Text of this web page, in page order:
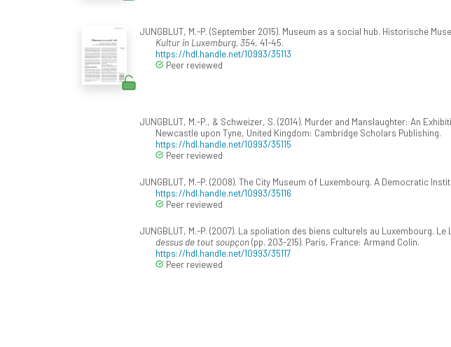
JUNGBLUT, M.-P. (September 2015). Museum as a social hub. Historische
Kultur in Luxemburg, 354, 41-45.
https://hdl.handle.net/10993/35113
Peer reviewed
JUNGBLUT, M.-P., & Schweizer, S. (2014). Murder and Manslaughter: An
Newcastle upon Tyne, United Kingdom: Cambridge Scholars Publishing.
https://hdl.handle.net/10993/35115
Peer reviewed
JUNGBLUT, M.-P. (2008). The City Museum of Luxembourg. A Democratic
https://hdl.handle.net/10993/35116
Peer reviewed
JUNGBLUT, M.-P. (2007). La spoliation des biens culturels au Luxembourg.
dessus de tout soupçon(pp. 203-215). Paris, France: Armand Colin.
https://hdl.handle.net/10993/35117
Peer reviewed